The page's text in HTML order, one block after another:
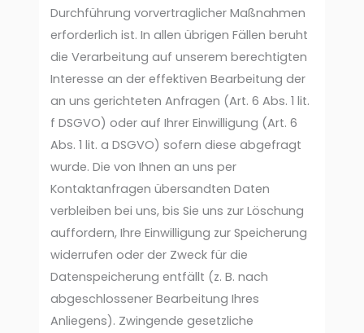
Durchführung vorvertraglicher Maßnahmen
erforderlich ist. In allen übrigen Fällen beruht
die Verarbeitung auf unserem berechtigten
Interesse an der effektiven Bearbeitung der
an uns gerichteten Anfragen (Art. 6 Abs. 1 lit.
f DSGVO) oder auf Ihrer Einwilligung (Art. 6
Abs. 1 lit. a DSGVO) sofern diese abgefragt
wurde. Die von Ihnen an uns per
Kontaktanfragen übersandten Daten
verbleiben bei uns, bis Sie uns zur Löschung
auffordern, Ihre Einwilligung zur Speicherung
widerrufen oder der Zweck für die
Datenspeicherung entfällt (z. B. nach
abgeschlossener Bearbeitung Ihres
Anliegens). Zwingende gesetzliche